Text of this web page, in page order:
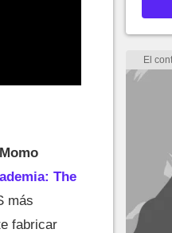
Momo
The
más
fabricar